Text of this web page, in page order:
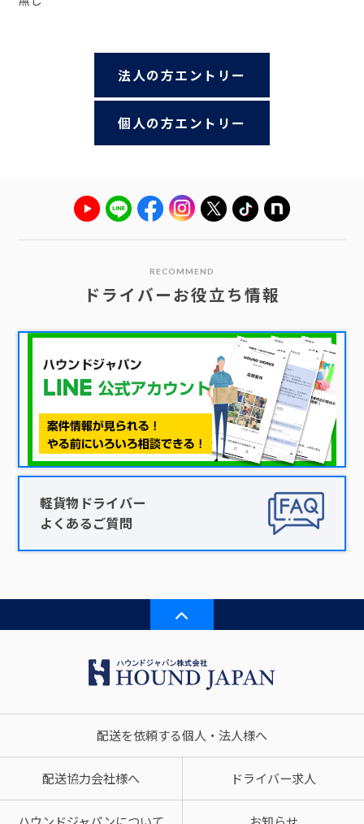
法人の方エントリー
個人の方エントリー
RECOMMEND
ドライバーお役立ち情報
軽貨物ドライバー
よくあるご質問
配送を依頼する個人・法人様へ
配送協力会社様へ ドライバー求人